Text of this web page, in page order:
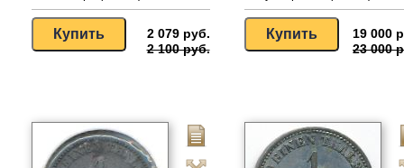
2 079 руб.
2 100 руб.
19 000
23 000